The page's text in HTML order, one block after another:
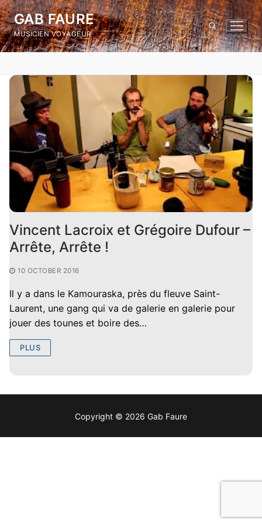
Skip
to
content
GAB FAURE
MUSICIEN VOYAGEUR
Search for:
Vincent Lacroix et Grégoire Dufour –
Arrête, Arrête !
10 OCTOBER 2016
Il y a dans le Kamouraska, près du fleuve Saint-
Laurent, une gang qui va de galerie en galerie pour
jouer des tounes et boire des…
PLUS
Copyright © 2026 Gab Faure